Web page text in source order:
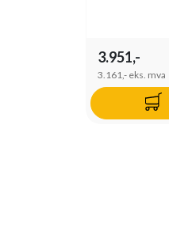
3.951,-
3.161,- eks. mva